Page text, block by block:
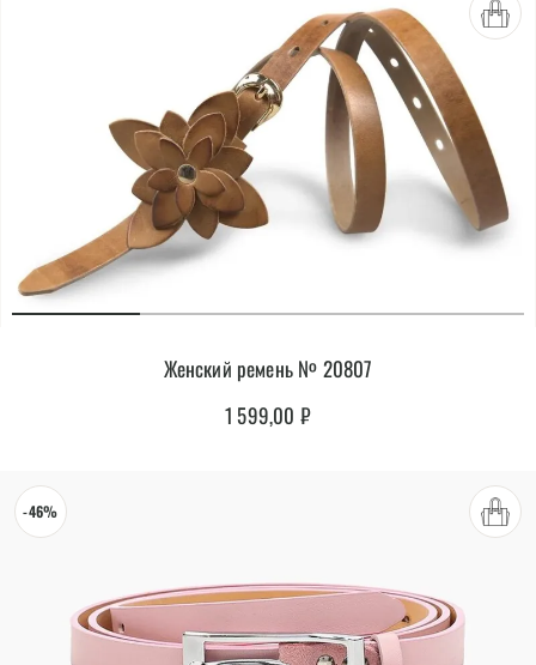
Женский ремень № 20807
1 599,00 ₽
-46%